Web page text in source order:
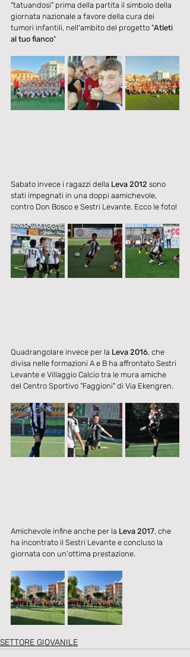
"tatuandosi" prima della partita il simbolo della
giornata nazionale a favore della cura dei
tumori infantili, nell'ambito del progetto "Atleti
al tuo fianco"
Sabato invece i ragazzi della Leva 2012 sono
stati impegnati in una doppi aamichevole,
contro Don Bosco e Sestri Levante. Ecco le foto!
Quadrangolare invece per la Leva 2016, che
divisa nelle formazioni A e B ha affrontato Sestri
Levante e Villaggio Calcio tra le mura amiche
del Centro Sportivo "Faggioni" di Via Ekengren.
Amichevole infine anche per la Leva 2017, che
ha incontrato il Sestri Levante e concluso la
giornata con un'ottima prestazione.
SETTORE GIOVANILE